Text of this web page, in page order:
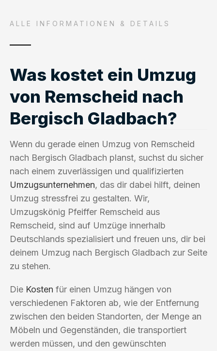
ALLE INFORMATIONEN & DETAILS
Was kostet ein Umzug
von Remscheid nach
Bergisch Gladbach?
Wenn du gerade einen Umzug von Remscheid
nach Bergisch Gladbach planst, suchst du sicher
nach einem zuverlässigen und qualifizierten
Umzugsunternehmen, das dir dabei hilft, deinen
Umzug stressfrei zu gestalten. Wir,
Umzugskönig Pfeiffer Remscheid aus
Remscheid, sind auf Umzüge innerhalb
Deutschlands spezialisiert und freuen uns, dir bei
deinem Umzug nach Bergisch Gladbach zur Seite
zu stehen.
Die Kosten für einen Umzug hängen von
verschiedenen Faktoren ab, wie der Entfernung
zwischen den beiden Standorten, der Menge an
Möbeln und Gegenständen, die transportiert
werden müssen, und den gewünschten